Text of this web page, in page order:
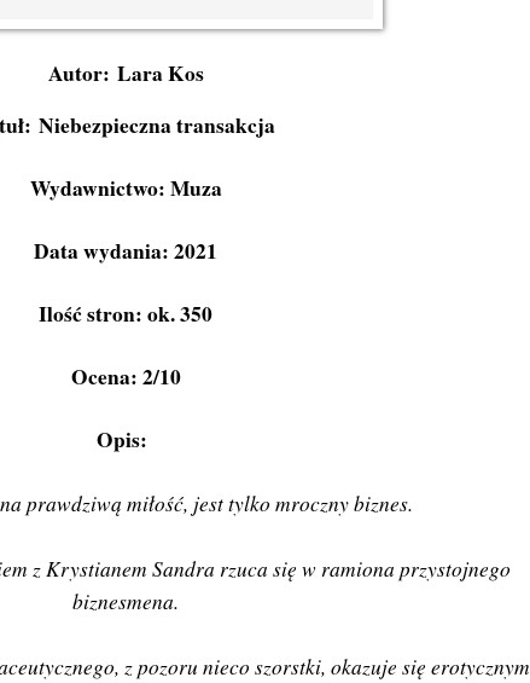
Autor: Lara Kos
Niebezpieczna transakcja
Wydawnictwo: Muza
Data wydania: 2021
Ilość stron: ok. 350
Ocena: 2/10
Opis:
prawdziwą miłość, jest tylko mroczny biznes.
z Krystianem Sandra rzuca się w ramiona przystojnego
biznesmena.
z pozoru nieco szorstki, okazuje się erotycznym